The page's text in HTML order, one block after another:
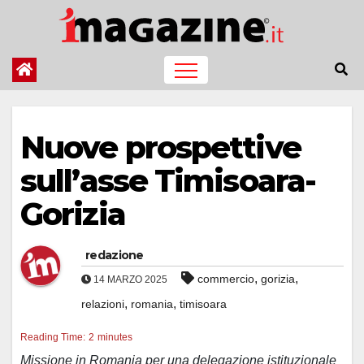
contenuto
Nuove prospettive
sull’asse Timisoara-
Gorizia
redazione
14 MARZO 2025 commercio, gorizia,
relazioni, romania, timisoara
Reading Time: 2 minutes
Missione in Romania per una delegazione istituzionale